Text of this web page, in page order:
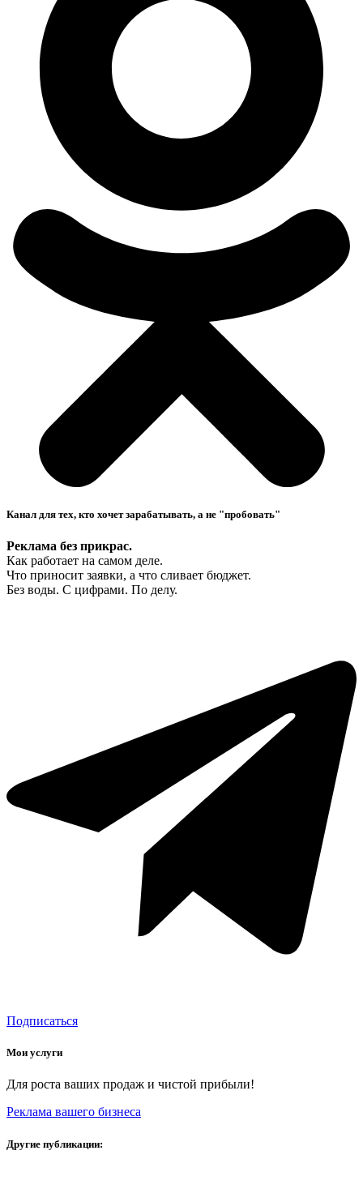
Канал для тех, кто хочет зарабатывать, а не "пробовать"
Реклама без прикрас.
Как работает на самом деле.
Что приносит заявки, а что сливает бюджет.
Без воды. С цифрами. По делу.
Подписаться
Мои услуги
Для роста ваших продаж и чистой прибыли!
Реклама вашего бизнеса
Другие публикации: